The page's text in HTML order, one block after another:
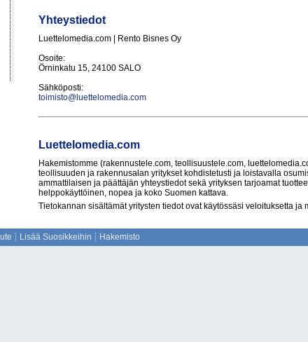
Yhteystiedot
Luettelomedia.com | Rento Bisnes Oy
Osoite:
Örninkatu 15, 24100 SALO
Sähköposti:
toimisto@luettelomedia.com
Luettelomedia.com
Hakemistomme (rakennustele.com, teollisuustele.com,
teollisuuden ja rakennusalan yritykset kohdistetusti ja loistavalla
ammattilaisen ja päättäjän yhteystiedot sekä yrityksen tarjoamat
helppokäyttöinen, nopea ja koko Suomen kattava.
Tietokannan sisältämät yritysten tiedot ovat käytössäsi veloituksetta ja
Lisää Suosikkeihin Hakemisto